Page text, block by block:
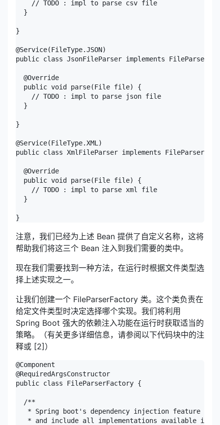
    // TODO : impl to parse csv file
  }
}
@Service(FileType.JSON)
public class JsonFileParser implements FileParser {
  @Override
  public void parse(File file) {
    // TODO : impl to parse json file
  }
}
@Service(FileType.XML)
public class XmlFileParser implements FileParser {
  @Override
  public void parse(File file) {
    // TODO : impl to parse xml file
  }
}
注意，我们已经为上述 Bean 提供了自定义名称，这将
帮助我们将这三个 Bean 注入到我们需要的类中。
现在我们需要找到一种方法，在运行时根据文件类型选
择上述实现之一。
让我们创建一个 FileParserFactory 类。这个类负责在
给定文件类型时决定选择哪个实现。我们将利用
Spring Boot 强大的依赖注入功能在运行时获取适当的
策略。（有关更多详细信息，请参阅以下代码块中的注
释或 [2]）
@Component
@RequiredArgsConstructor
public class FileParserFactory {
  /**
* Spring boot's dependency injection feature
* and include all implementations available in